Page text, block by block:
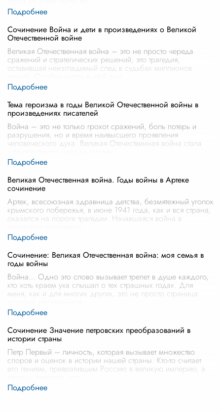
Сочинение Война и дети в произведениях о Великой
Отечественной войне
Великая Отечественная война – это не просто череда
сражений и стратегических решений, это трагедия,
оставившая неизгладимый след в судьбах миллионов
Тема героизма в годы Великой Отечественной войны в
произведениях писателей
Война – это не только грохот сражений, боль потерь и
разрушения, но и время наивысшего проявления
человеческого духа. Великая Отечественная война стала
Великая Отечественная война. Годы войны в Артеке
сочинение
Артек, всесоюзная здравница детства, безмятежный уголок
крымского побережья, в июне 1941 года, как и вся страна,
оказался на пороге трагедии. Начавшаяся война в
Сочинение: Великая Отечественная война: моя семья в
годы войны
Война… Одно это слово вызывает трепет в душе каждого,
кто хоть краем уха слышал о тех страшных годах. Для
меня, как и для многих других, это не просто страница
Сочинение Значение петровских преобразований в
истории страны
Петр Первый – личность, которая вызывает множество
споров и оценок в истории нашей страны. Кто-то считает
его гением, превратившим Россию в великую империю, а